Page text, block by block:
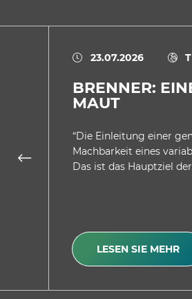
23.07.2026
BRENNER:
MAUT
“Die Einleitung einer
Machbarkeit eines
Das ist das Hauptziel
LESEN SIE MEHR